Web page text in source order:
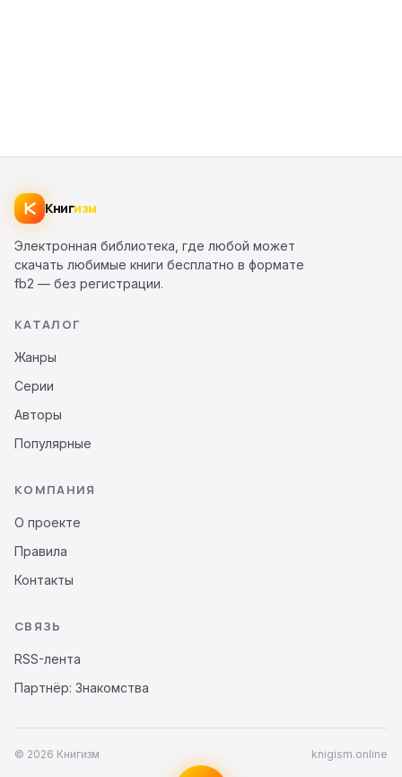
Книгизм
Электронная библиотека, где любой может
скачать любимые книги бесплатно в формате
fb2 — без регистрации.
КАТАЛОГ
Жанры
Серии
Авторы
Популярные
КОМПАНИЯ
О проекте
Правила
Контакты
СВЯЗЬ
RSS-лента
Партнёр: Знакомства
© 2026 Книгизм knigism.online